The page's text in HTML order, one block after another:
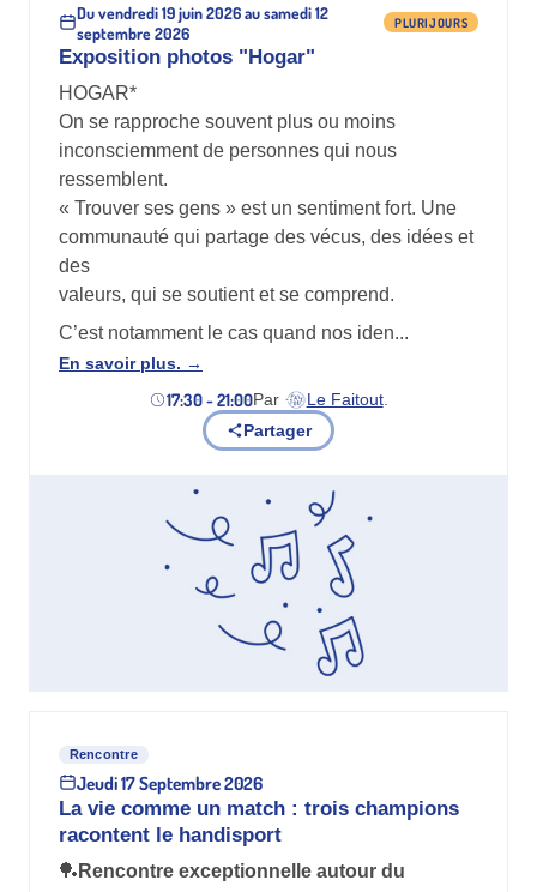
Du vendredi 19 juin 2026 au samedi 12
septembre 2026
PLURIJOURS
Exposition photos "Hogar"
HOGAR*
On se rapproche souvent plus ou moins
inconsciemment de personnes qui nous
ressemblent.
« Trouver ses gens » est un sentiment fort. Une
communauté qui partage des vécus, des idées et
des
valeurs, qui se soutient et se comprend.
C’est notamment le cas quand nos iden...
En savoir plus.
17:30 - 21:00Par Le Faitout
(nouvel onglet).
Partager
Rencontre
Jeudi 17 Septembre 2026
La vie comme un match : trois champions
racontent le handisport
🏓 Rencontre exceptionnelle autour du